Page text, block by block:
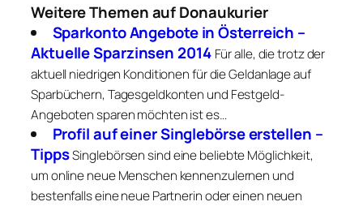
Weitere Themen auf Donaukurier
Sparkonto Angebote in Österreich –
Aktuelle Sparzinsen 2014 Für alle, die trotz der
aktuell niedrigen Konditionen für die Geldanlage auf
Sparbüchern, Tagesgeldkonten und Festgeld-
Angeboten sparen möchten ist es…
Profil auf einer Singlebörse erstellen –
TippsSinglebörsen sind eine beliebte Möglichkeit,
um online neue Menschen kennenzulernen und
bestenfalls eine neue Partnerin oder einen neuen